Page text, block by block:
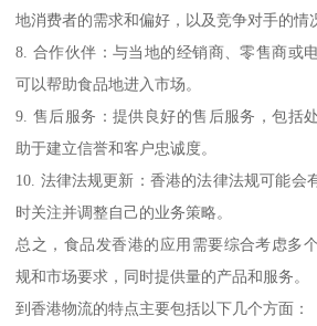
地消费者的需求和偏好，以及竞争对手的情
8. 合作伙伴：与当地的经销商、零售商或
可以帮助食品地进入市场。
9. 售后服务：提供良好的售后服务，包括
助于建立信誉和客户忠诚度。
10. 法律法规更新：香港的法律法规可能会
时关注并调整自己的业务策略。
总之，食品发香港的应用需要综合考虑多
规和市场要求，同时提供量的产品和服务。
到香港物流的特点主要包括以下几个方面：